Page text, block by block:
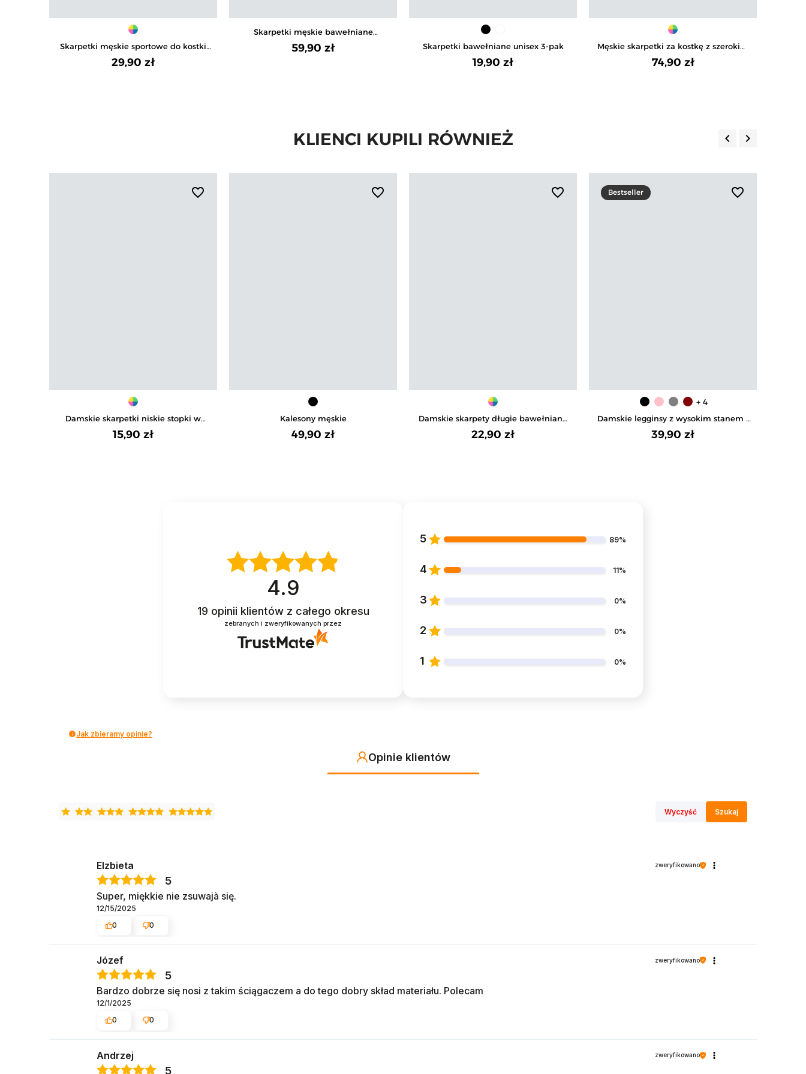
Skarpetki męskie sportowe do kostki
ze ściągaczem 3-pak
29,90 zł
Skarpetki męskie bawełniane
sportowe w paski 12-pak
59,90 zł Skarpetki bawełniane unisex 3-pak
19,90 zł
Męskie skarpetki za kostkę z szerokim
ściągaczem 12-pak
74,90 zł
KLIENCI KUPILI RÓWNIEŻ Poprzedni
keyboard_arrow_left Następny
keyboard_arrow_right
favorite_border
Damskie skarpetki niskie stopki w
paski 3-pak
15,90 zł
favorite_border
Kalesony męskie
49,90 zł
favorite_border
Damskie skarpety długie bawełniane
wzór w kropeczki 3-pak
22,90 zł
Bestseller favorite_border
Damskie legginsy z wysokim stanem i
prążkowaną strukturą
39,90 zł
+ 4
4.9
19 opinii klientów z całego okresu
zebranych i zweryfikowanych przez
5 89%
4 11%
3 0%
2 0%
1 0%
Jak zbieramy opinie?
Opinie klientów
Wyczyść Szukaj
Elzbieta zweryfikowano
5
Super, miękkie nie zsuwajà się.
12/15/2025
0
0
Józef zweryfikowano
5
Bardzo dobrze się nosi z takim ściągaczem a do tego dobry skład materiału. Polecam
12/1/2025
0
0
Andrzej zweryfikowano
5